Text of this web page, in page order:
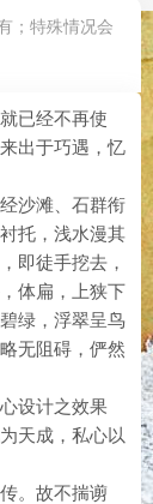
；特殊情况会
已经不再使
出于巧遇，忆
沙滩、石群衔
托，浅水漫其
即徒手挖去，
体扁，上狭下
绿，浮翠呈鸟
无阻碍，俨然
设计之效果
天成，私心以
。故不揣谫